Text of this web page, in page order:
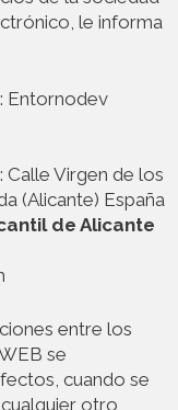
le informa
: Entornodev
: Calle Virgen de los
(Alicante) España
de Alicante
entre los
se
cuando se
otro